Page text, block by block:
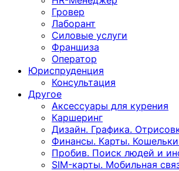
Гровер
Лаборант
Силовые услуги
Франшиза
Оператор
Юриспруденция
Консультация
Другoе
Аксессуары для курения
Каршеринг
Дизайн. Графика.
Финансы. Карты.
Пробив. Поиск людей и
SIM-карты. Мобильная